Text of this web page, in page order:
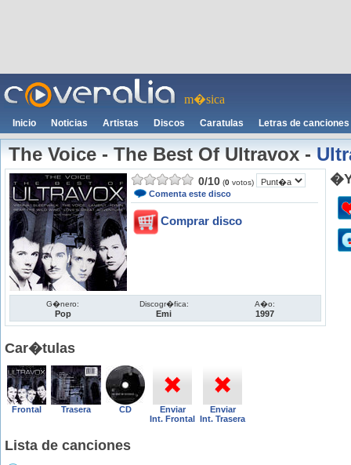
m�sica
Inicio Noticias Artistas Discos Caratulas Letras de canciones
The Voice - The Best Of Ultravox-
0/10 (0 votos)
Comenta este disco
Comprar disco
G�nero:
Pop
Discogr�fica:
Emi
A�o:
1997
Car�tulas
Frontal Trasera CD
Enviar
Int. Frontal
Enviar
Int. Trasera
Lista de canciones